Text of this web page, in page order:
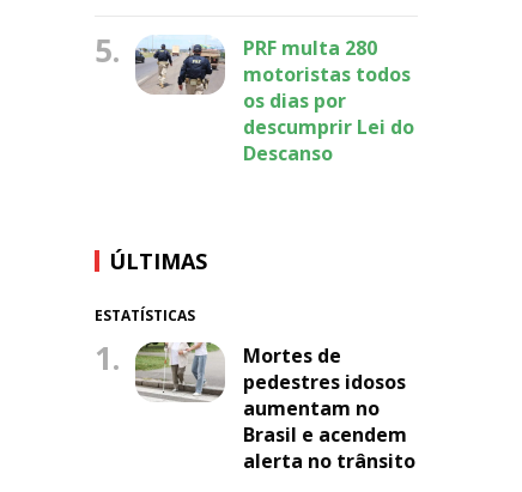
5.
PRF multa 280
motoristas todos
os dias por
descumprir Lei do
Descanso
ÚLTIMAS
ESTATÍSTICAS
1.
Mortes de
pedestres idosos
aumentam no
Brasil e acendem
alerta no trânsito